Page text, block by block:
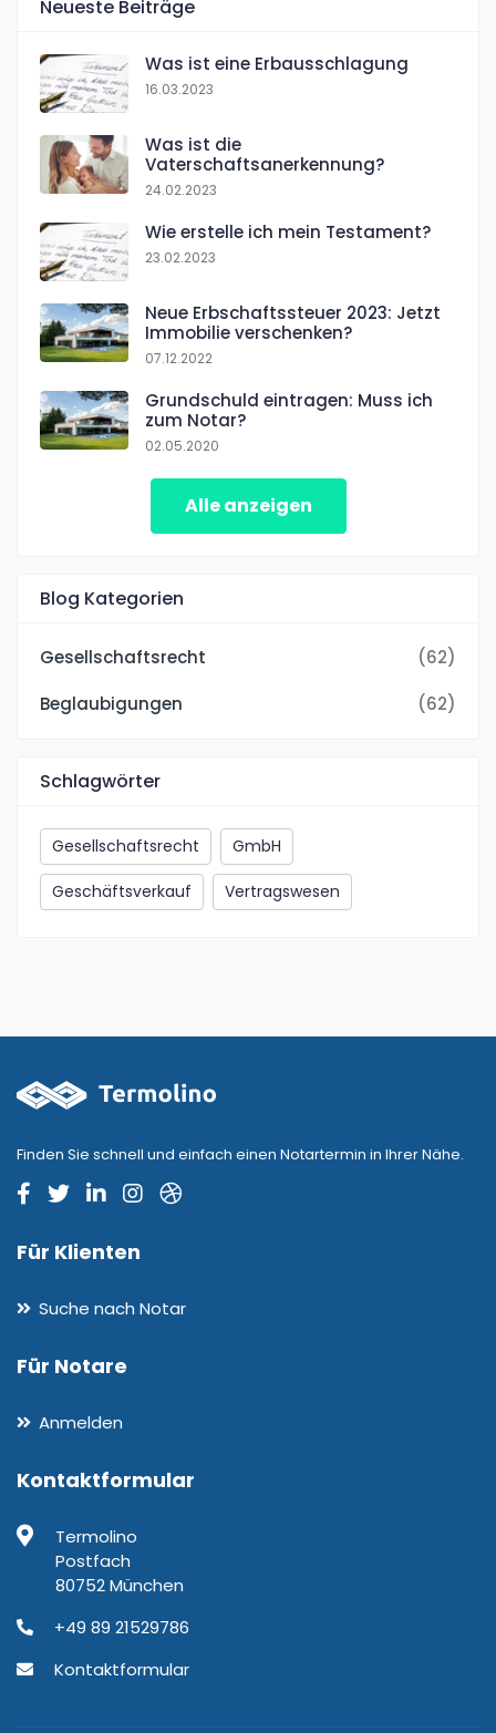
Neueste Beiträge
Was ist eine Erbausschlagung
16.03.2023
Was ist die
Vaterschaftsanerkennung?
24.02.2023
Wie erstelle ich mein Testament?
23.02.2023
Neue Erbschaftssteuer 2023: Jetzt
Immobilie verschenken?
07.12.2022
Grundschuld eintragen: Muss ich
zum Notar?
02.05.2020
Alle anzeigen
Blog Kategorien
Gesellschaftsrecht
(62)
Beglaubigungen
(62)
Schlagwörter
Gesellschaftsrecht GmbH
Geschäftsverkauf Vertragswesen
Finden Sie schnell und einfach einen Notartermin in Ihrer Nähe.
Für Klienten
Suche nach Notar
Für Notare
Anmelden
Kontaktformular
Termolino
Postfach
80752 München
+49 89 21529786
Kontaktformular